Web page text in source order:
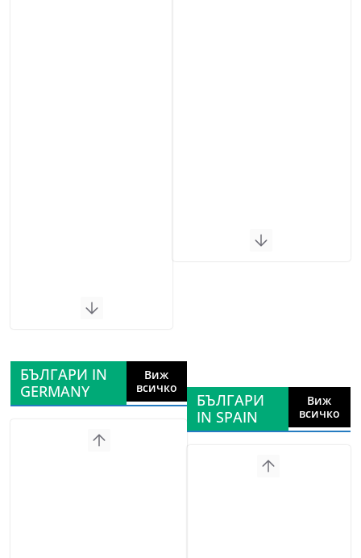
БЪЛГАРИ IN
GERMANY
Виж
всичко
БЪЛГАРИ
IN SPAIN
Виж
всичко